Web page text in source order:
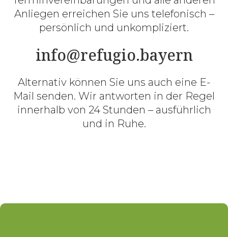
Anliegen erreichen Sie uns telefonisch –
persönlich und unkompliziert.
info@refugio.bayern
Alternativ können Sie uns auch eine E-
Mail senden. Wir antworten in der Regel
innerhalb von 24 Stunden – ausführlich
und in Ruhe.